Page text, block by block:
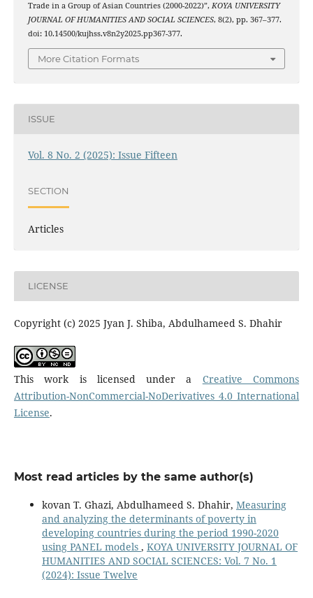
Trade in a Group of Asian Countries (2000-2022)”, KOYA UNIVERSITY
JOURNAL OF HUMANITIES AND SOCIAL SCIENCES, 8(2), pp. 367–377.
doi: 10.14500/kujhss.v8n2y2025.pp367-377.
More Citation Formats
ISSUE
Vol. 8 No. 2 (2025): Issue Fifteen
SECTION
Articles
LICENSE
Copyright (c) 2025 Jyan J. Shiba, Abdulhameed S. Dhahir
This work is licensed under a Creative Commons
Attribution-NonCommercial-NoDerivatives 4.0 International
License.
Most read articles by the same author(s)
kovan T. Ghazi, Abdulhameed S. Dhahir, Measuring
and analyzing the determinants of poverty in
developing countries during the period 1990-2020
using PANEL models , KOYA UNIVERSITY JOURNAL OF
HUMANITIES AND SOCIAL SCIENCES: Vol. 7 No. 1
(2024): Issue Twelve